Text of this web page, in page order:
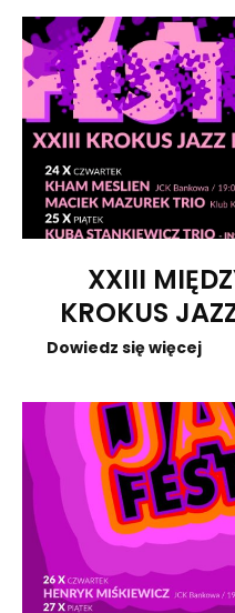
XXIII
KROKUS
Dowiedz się więcej